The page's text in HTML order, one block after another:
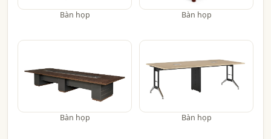
Bàn họp Bàn họp
Bàn họp Bàn họp